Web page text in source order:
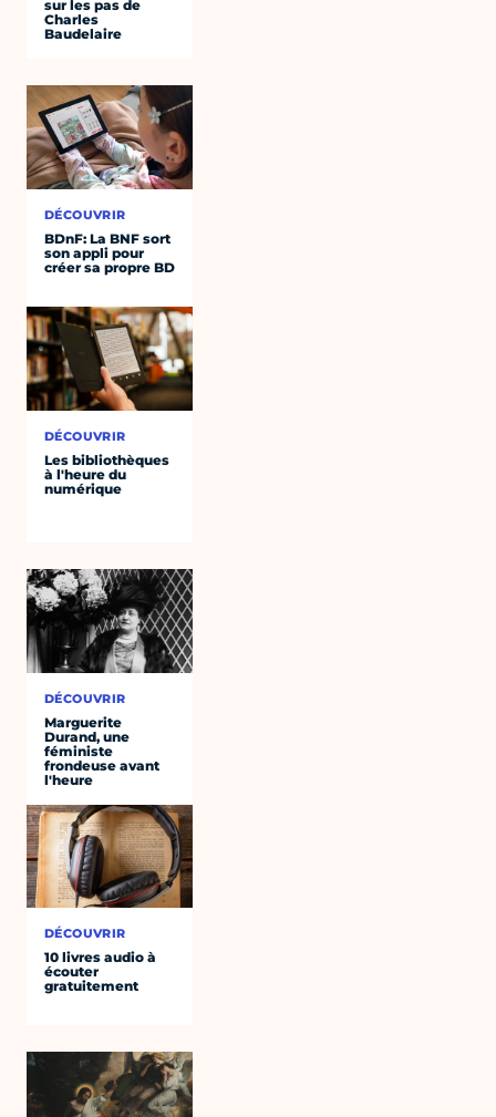
sur les pas de
Charles
Baudelaire
DÉCOUVRIR
BDnF: La BNF sort
son appli pour
créer sa propre BD
DÉCOUVRIR
Les bibliothèques
à l'heure du
numérique
DÉCOUVRIR
Marguerite
Durand, une
féministe
frondeuse avant
l'heure
DÉCOUVRIR
10 livres audio à
écouter
gratuitement